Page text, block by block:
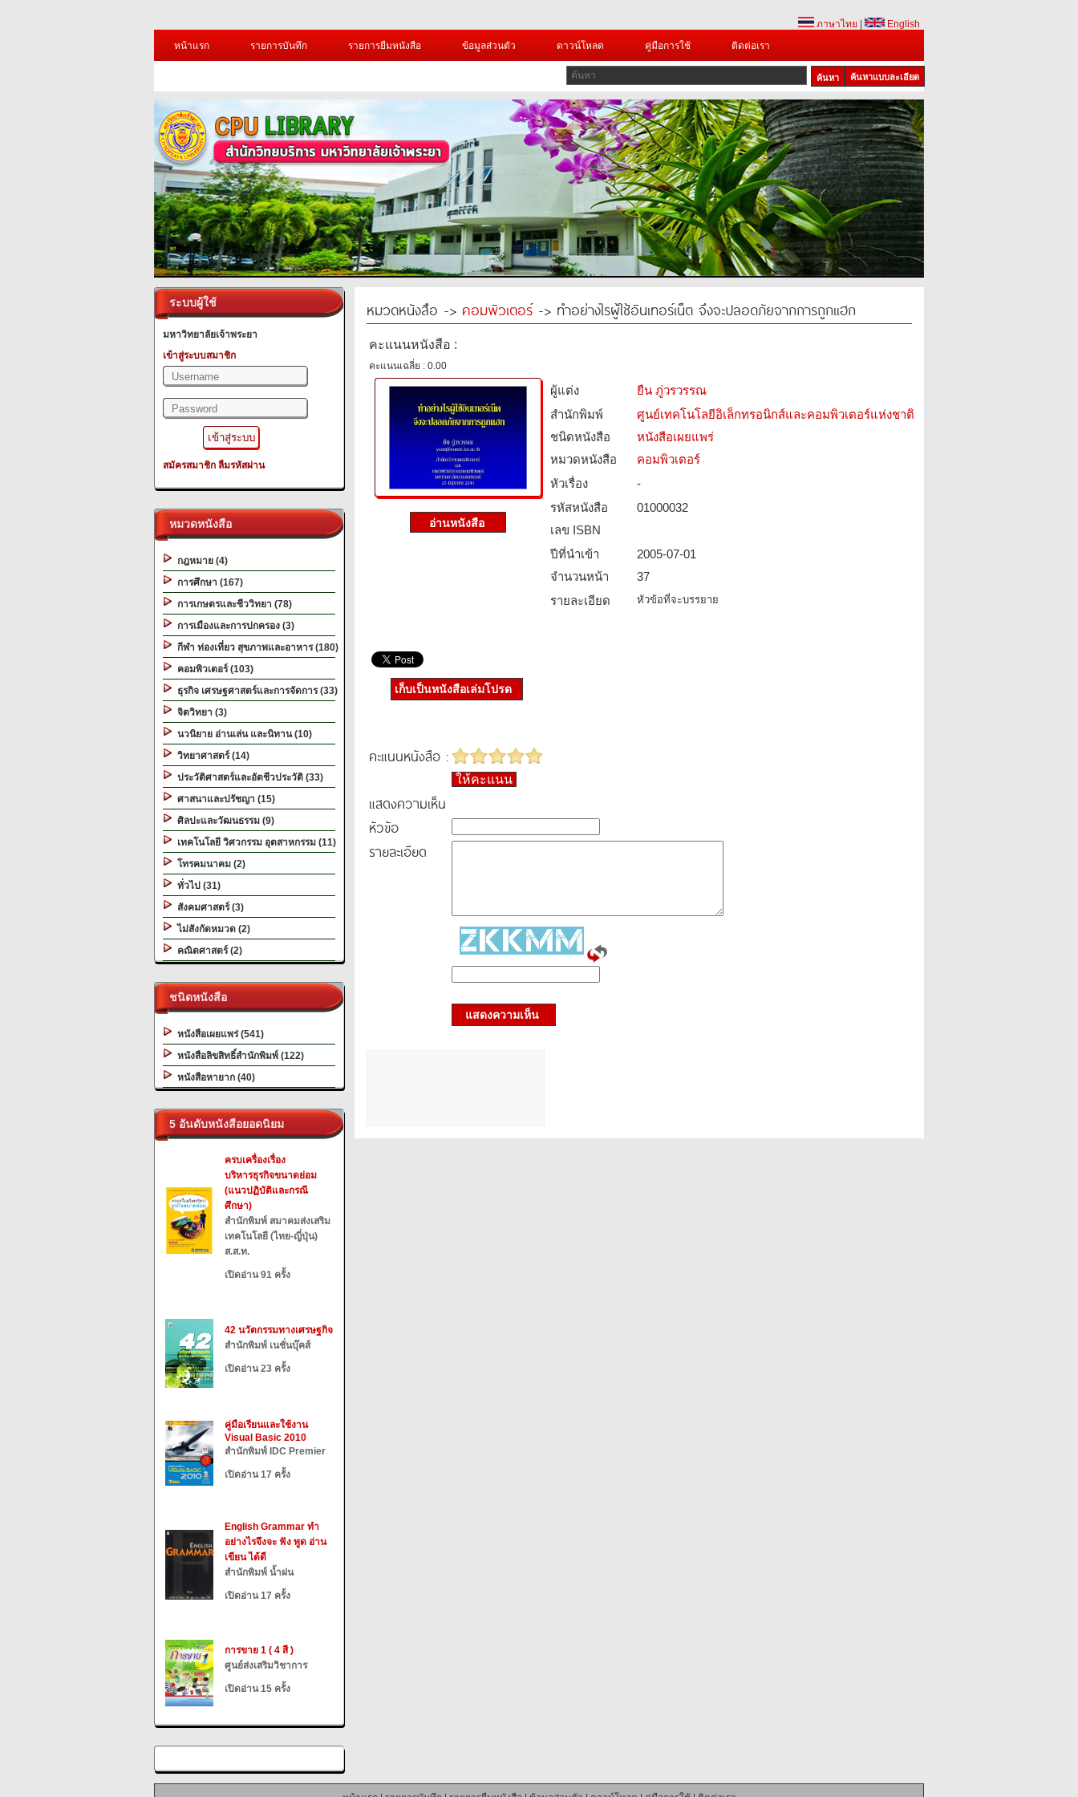
ภาษาไทย
English
หน้าแรก
รายการบันทึก รายการยืมหนังสือ ข้อมูลส่วนตัว ดาวน์โหลด คู่มือการใช้ ติดต่อเรา
ค้นหาแบบละเอียด
1 2 3 4
ระบบผู้ใช้
มหาวิทยาลัยเจ้าพระยา
เข้าสู่ระบบสมาชิก
สมัครสมาชิก ลืมรหัสผ่าน
หมวดหนังสือ
กฎหมาย (4)
การศึกษา (167)
การเกษตรและชีววิทยา (78)
การเมืองและการปกครอง (3)
กีฬา ท่องเที่ยว สุขภาพและอาหาร (180)
คอมพิวเตอร์ (103)
ธุรกิจ เศรษฐศาสตร์และการจัดการ (33)
จิตวิทยา (3)
นวนิยาย อ่านเล่น และนิทาน (10)
วิทยาศาสตร์ (14)
ประวัติศาสตร์และอัตชีวประวัติ (33)
ศาสนาและปรัชญา (15)
ศิลปะและวัฒนธรรม (9)
เทคโนโลยี วิศวกรรม อุตสาหกรรม (11)
โทรคมนาคม (2)
ทั่วไป (31)
สังคมศาสตร์ (3)
ไม่สังกัดหมวด (2)
คณิตศาสตร์ (2)
ชนิดหนังสือ
หนังสือเผยแพร่ (541)
หนังสือลิขสิทธิ์สำนักพิมพ์ (122)
หนังสือหายาก (40)
5 อันดับหนังสือยอดนิยม
ครบเครื่องเรื่อง
บริหารธุรกิจขนาดย่อม
(แนวปฏิบัติและกรณี
ศึกษา)
สำนักพิมพ์ สมาคมส่งเสริม
เทคโนโลยี (ไทย-ญี่ปุ่น)
ส.ส.ท.
เปิดอ่าน 91 ครั้ง
42 นวัตกรรมทางเศรษฐกิจ
สำนักพิมพ์ เนชั่นบุ๊คส์
เปิดอ่าน 23 ครั้ง
คู่มือเรียนและใช้งาน
Visual Basic 2010
สำนักพิมพ์ IDC Premier
เปิดอ่าน 17 ครั้ง
English Grammar ทำ
อย่างไรจึงจะ ฟัง พูด อ่าน
เขียน ได้ดี
สำนักพิมพ์ น้ำฝน
เปิดอ่าน 17 ครั้ง
การขาย 1 ( 4 สี )
ศูนย์ส่งเสริมวิชาการ
เปิดอ่าน 15 ครั้ง
หมวดหนังสือ -> คอมพิวเตอร์-> ทำอย่างไรผู้ใช้อินเทอร์เน็ต จึงจะปลอดภัยจากการถูกแฮก
คะแนนหนังสือ :
คะแนนเฉลี่ย : 0.00
ผู้แต่ง
ยืน ภู่วรวรรณ
สำนักพิมพ์
ศูนย์เทคโนโลยีอิเล็กทรอนิกส์และคอมพิวเตอร์แห่งชาติ
ชนิดหนังสือ­
หนังสือเผยแพร่
หมวดหนังสือ­
คอมพิวเตอร์
หัวเรื่อง
-
รหัสหนังสือ­
01000032
เลข ISBN
ปีที่นำเข้า
2005-07-01
จำนวนหน้า
37
รายละเอียด
หัวข้อที่จะบรรยาย
เก็บเป็นหนังสือเล่มโปรด
คะแนนหนังสือ :
ให้คะแนน
แสดงความเห็น
หัวข้อ
รายละเอียด
แสดงความเห็น